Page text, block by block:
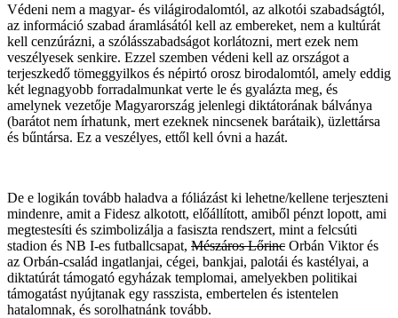
Védeni nem a magyar- és világirodalomtól, az alkotói szabadságtól,
az információ szabad áramlásától kell az embereket, nem a kultúrát
kell cenzúrázni, a szólásszabadságot korlátozni, mert ezek nem
veszélyesek senkire. Ezzel szemben védeni kell az országot a
terjeszkedő tömeggyilkos és népirtó orosz birodalomtól, amely eddig
két legnagyobb forradalmunkat verte le és gyalázta meg, és
amelynek vezetője Magyarország jelenlegi diktátorának bálványa
(barátot nem írhatunk, mert ezeknek nincsenek barátaik), üzlettársa
és bűntársa. Ez a veszélyes, ettől kell óvni a hazát.
De e logikán tovább haladva a fóliázást ki lehetne/kellene terjeszteni
mindenre, amit a Fidesz alkotott, előállított, amiből pénzt lopott, ami
megtestesíti és szimbolizálja a fasiszta rendszert, mint a felcsúti
stadion és NB I-es futballcsapat, Mészáros Lőrinc Orbán Viktor és
az Orbán-család ingatlanjai, cégei, bankjai, palotái és kastélyai, a
diktatúrát támogató egyházak templomai, amelyekben politikai
támogatást nyújtanak egy rasszista, embertelen és istentelen
hatalomnak, és sorolhatnánk tovább.